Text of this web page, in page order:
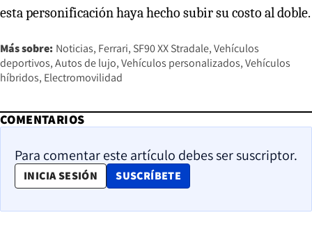
esta personificación haya hecho subir su costo al doble.
Más sobre: Noticias Ferrari SF90 XX Stradale Vehículos
deportivos Autos de lujo Vehículos personalizados Vehículos
híbridos Electromovilidad
COMENTARIOS
Para comentar este artículo debes ser suscriptor.
INICIA SESIÓN SUSCRÍBETE
OPENS IN NEW WINDOW